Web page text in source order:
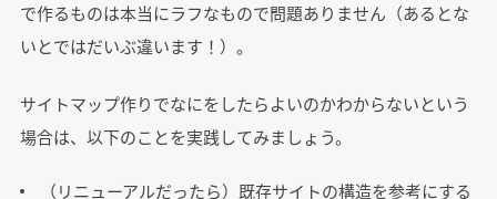
で作るものは本当にラフなもので問題ありません（あるとな
いとではだいぶ違います！）。
サイトマップ作りでなにをしたらよいのかわからないという
場合は、以下のことを実践してみましょう。
（リニューアルだったら）既存サイトの構造を参考にする